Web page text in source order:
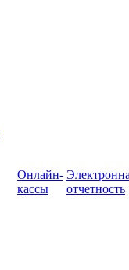
Онлайн-
кассы
отчетность